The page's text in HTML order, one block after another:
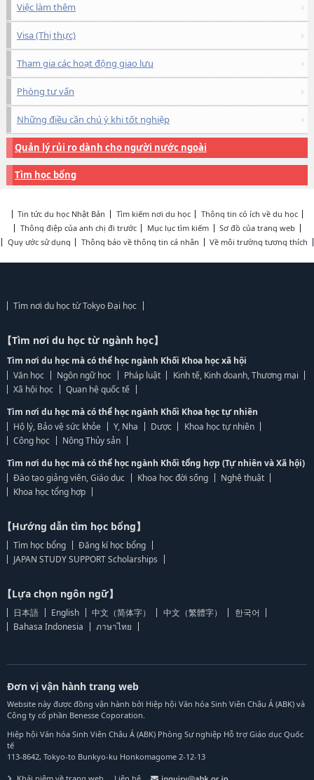
Việc làm thêm
Visa (Thị thực)
Tham gia các hoạt động giao lưu
Phòng tư vấn
Những điều cần chú ý khi tốt nghiệp
Quản lý rủi ro dành cho người nước ngoài
Tìm học bổng
Tin tức du học Nhật Bản Tìm kiếm nơi du học
Thông tin có ích về du học
Thông điệp của anh chị đi trước
Mục lục tìm kiếm
Sơ đồ của trang web
Quy ước sử dụng
Thông báo về thông tin cá nhân Về môi trường tương thích
Tìm nơi du học từ Tokyo Đại học
【Tìm nơi du học từ ngành học】
Tìm nơi du học mà có thể học ngành Khối Khoa học xã hội
Văn học
Ngôn ngữ học Pháp luật
Kinh tế, Kinh doanh, Thương mại
Xã hội học
Quan hệ quốc tế
Tìm nơi du học mà có thể học ngành Khối Khoa học tự nhiên
Hộ lý, Bảo vệ sức khỏe
Y, Nha Dược
Khoa học tự nhiên
Công học
Nông Thủy sản
Tìm nơi du học mà có thể học ngành Khối tổng hợp (Tự nhiên và Xã hội)
Đào tạo giảng viên, Giáo dục
Khoa học đời sống
Nghệ thuật
Khoa học tổng hợp
【Hướng dẫn tìm học bổng】
Tìm học bổng
Đăng kí học bổng
JAPAN STUDY SUPPORT Scholarships
【Lựa chọn ngôn ngữ】
日本語 English 中文（简体字） 中文（繁體字）
한국어
Bahasa Indonesia
ภาษาไทย
Đơn vị vận hành trang web
Website này được đồng vận hành bởi Hiệp hội Văn hóa Sinh Viên Châu Á (ABK) và
Công ty cổ phần Benesse Coporation.
Hiệp hội Văn hóa Sinh Viên Châu Á (ABK) Phòng Sự nghiệp Hỗ trợ Giáo dục Quốc
tế
113-8642, Tokyo-to Bunkyo-ku Honkomagome 2-12-13